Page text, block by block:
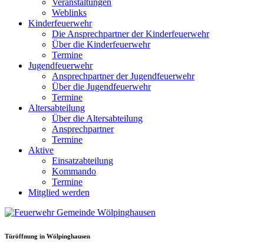
Veranstaltungen
Weblinks
Kinderfeuerwehr
Die Ansprechpartner der Kinderfeuerwehr
Über die Kinderfeuerwehr
Termine
Jugendfeuerwehr
Ansprechpartner der Jugendfeuerwehr
Über die Jugendfeuerwehr
Termine
Altersabteilung
Über die Altersabteilung
Ansprechpartner
Termine
Aktive
Einsatzabteilung
Kommando
Termine
Mitglied werden
Türöffnung in Wölpinghausen